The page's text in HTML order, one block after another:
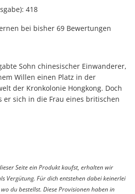
418
bei bisher 69 Bewertungen
Sohn chinesischer Einwanderer,
Willen einen Platz in der
der Kronkolonie Hongkong. Doch
er sich in die Frau eines britischen
Seite ein Produkt kaufst, erhalten wir
Vergütung. Für dich entstehen dabei keinerlei
du bestellst. Diese Provisionen haben in